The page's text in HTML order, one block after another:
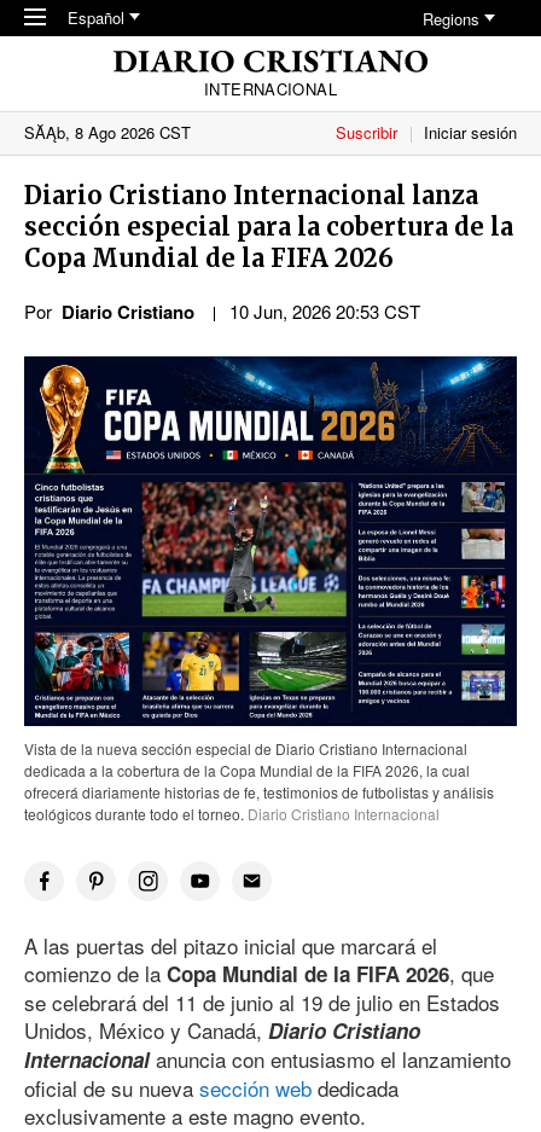
Skip to main content
Español Regions
INTERNACIONAL
SĂĄb, 8 Ago 2026 CST
Suscribir Iniciar sesión
Diario Cristiano Internacional lanza
sección especial para la cobertura de la
Copa Mundial de la FIFA 2026
Por Diario Cristiano 10 Jun, 2026 20:53 CST
Vista de la nueva sección especial de Diario Cristiano Internacional
dedicada a la cobertura de la Copa Mundial de la FIFA 2026, la cual
ofrecerá diariamente historias de fe, testimonios de futbolistas y análisis
teológicos durante todo el torneo. Diario Cristiano Internacional
A las puertas del pitazo inicial que marcará el
comienzo de la Copa Mundial de la FIFA 2026, que
se celebrará del 11 de junio al 19 de julio en Estados
Unidos, México y Canadá, Diario Cristiano
Internacionalanuncia con entusiasmo el lanzamiento
oficial de su nueva sección web dedicada
exclusivamente a este magno evento.